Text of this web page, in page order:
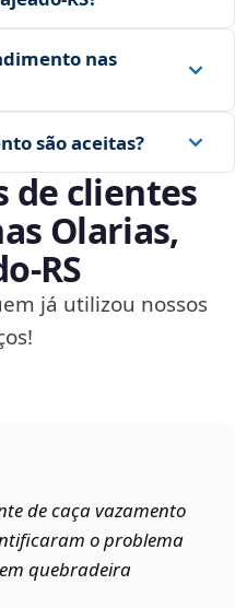
nas
são aceitas?
de clientes
Olarias,
já utilizou nossos
de caça vazamento
o problema
quebradeira